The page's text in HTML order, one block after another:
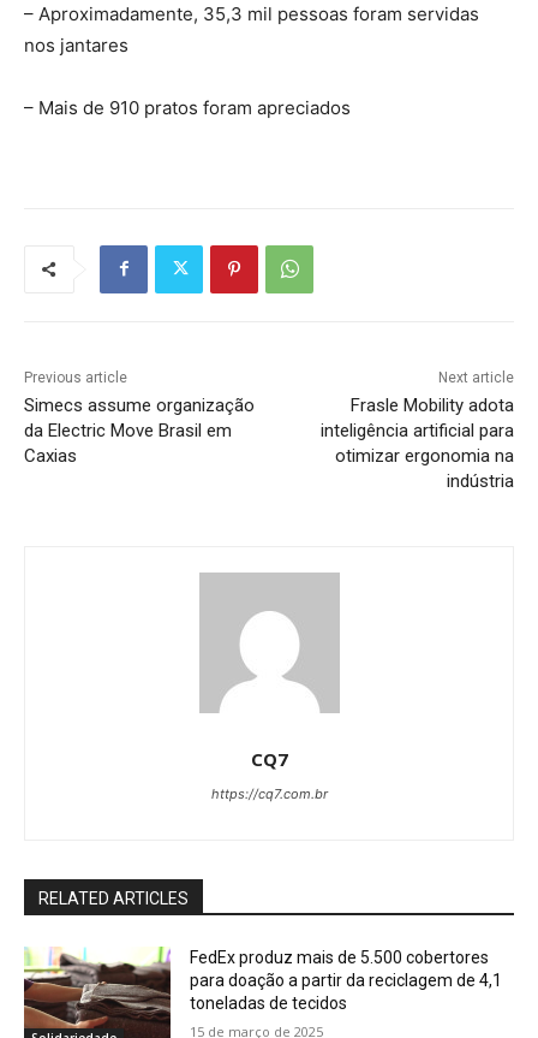
– Aproximadamente, 35,3 mil pessoas foram servidas
nos jantares
– Mais de 910 pratos foram apreciados
Previous article
Simecs assume organização
da Electric Move Brasil em
Caxias
Next article
Frasle Mobility adota
inteligência artificial para
otimizar ergonomia na
indústria
CQ7
https://cq7.com.br
RELATED ARTICLES
FedEx produz mais de 5.500 cobertores
para doação a partir da reciclagem de 4,1
toneladas de tecidos
15 de março de 2025